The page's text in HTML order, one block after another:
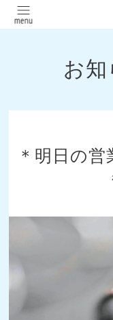
お
＊明日の